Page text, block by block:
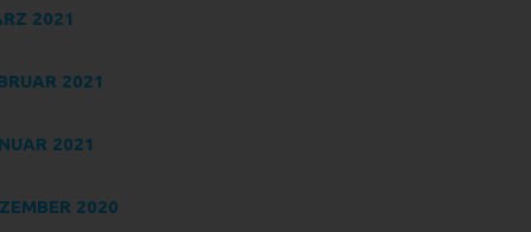
2021
2021
2021
2020